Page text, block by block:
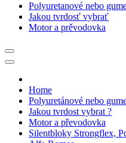
Polyuretanové nebo
Jakou tvrdosť vybrať
Motor a prěvodovka
Home
Polyuretánové nebo
Jakou tvrdost vybrat ?
Motor a převodovka
Silentbloky Strongflex,